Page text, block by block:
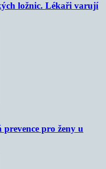
ložnic. Lékaři varují
pro ženy u